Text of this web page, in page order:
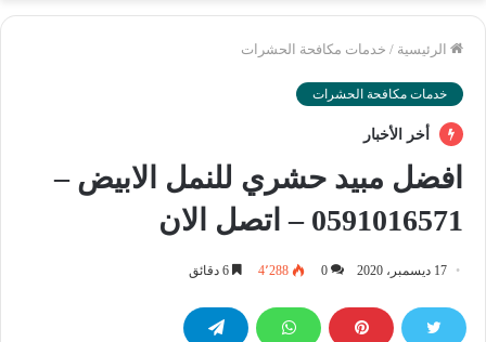
الرئيسية / خدمات مكافحة الحشرات
خدمات مكافحة الحشرات
أخر الأخبار
افضل مبيد حشري للنمل الابيض –
0591016571 – اتصل الان
17 ديسمبر، 2020 0 4٬288